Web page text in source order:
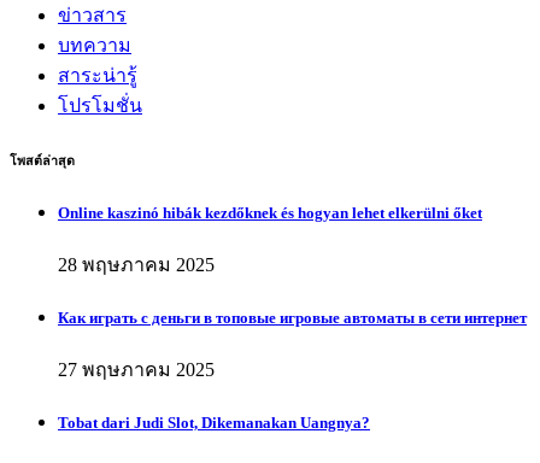
ข่าวสาร
บทความ
สาระน่ารู้
โปรโมชั่น
โพสต์ล่าสุด
Online kaszinó hibák kezdőknek és hogyan lehet elkerülni őket
28 พฤษภาคม 2025
Как играть с деньги в топовые игровые автоматы в сети интернет
27 พฤษภาคม 2025
Tobat dari Judi Slot, Dikemanakan Uangnya?